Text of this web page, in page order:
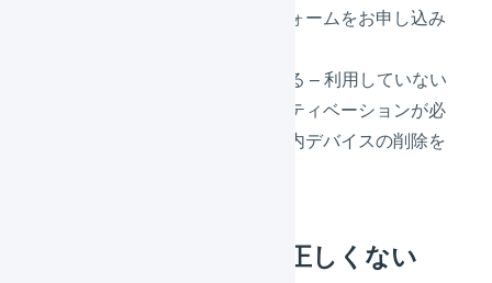
からマルチプラットフォームをお申し込み
不要なデバイスを削除する – 利用していない
庫内デバイスや、「アクティベーションが必
要」と表示されている庫内デバイスの削除を
アクセストークンが正しくない